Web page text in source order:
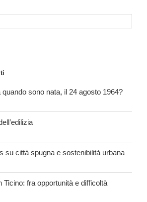
sono nata, il 24 agosto 1964?
su città spugna e sostenibilità urbana
Ticino: fra opportunità e difficoltà